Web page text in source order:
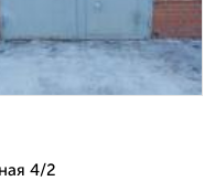
4/2